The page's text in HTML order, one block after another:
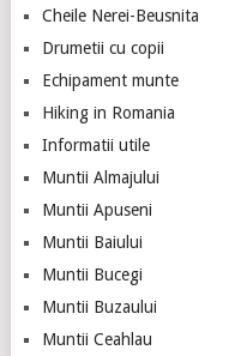
Cheile Nerei-Beusnita
Drumetii cu copii
Echipament munte
Hiking in Romania
Informatii utile
Muntii Almajului
Muntii Apuseni
Muntii Baiului
Muntii Bucegi
Muntii Buzaului
Muntii Ceahlau